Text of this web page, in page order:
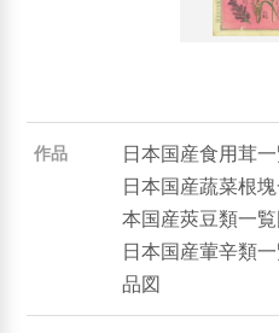
作品
日本国産食用茸
日本国産蔬菜根
本国産莢豆類一
日本国産葷辛類
品図